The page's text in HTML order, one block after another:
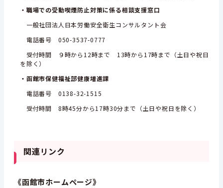
・職場での受動喫煙防止対策に係る相談支援窓口
一般社団法人日本労働安全衛生コンサルタント会
電話番号 050-3537-0777
受付時間 ９時から12時まで 13時から17時まで（土日や祝日
を除く）
・函館市保健福祉部健康増進課
電話番号 0138-32-1515
受付時間 8時45分から17時30分まで（土日や祝日を除く）
関連リンク
《函館市ホームページ》